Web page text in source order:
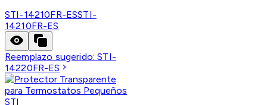
STI-14210FR-ESSTI-
14210FR-ES
Reemplazo sugerido:STI-
14220FR-ES
STI